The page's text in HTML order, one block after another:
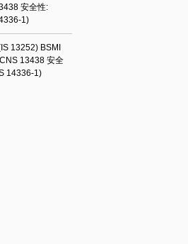
安全性:
1)
13252) BSMI
13438 安全
14336-1)